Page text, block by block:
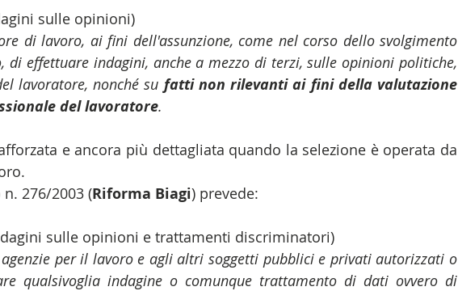
sulle opinioni)
di lavoro, ai fini dell'assunzione, come nel corso dello svolgimento
di effettuare indagini, anche a mezzo di terzi, sulle opinioni politiche,
lavoratore, nonché su fatti non rilevanti ai fini della valutazione
del lavoratore.
e ancora più dettagliata quando la selezione è operata da
276/2003 (Riforma Biagi) prevede:
sulle opinioni e trattamenti discriminatori)
per il lavoro e agli altri soggetti pubblici e privati autorizzati o
qualsivoglia indagine o comunque trattamento di dati ovvero di